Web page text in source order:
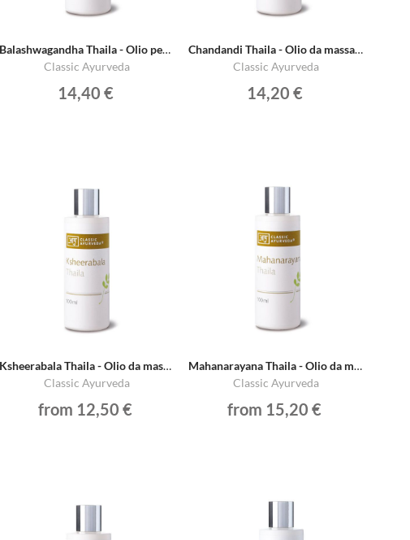
Balashwagandha Thaila - Olio per massaggi corpo
Classic Ayurveda
14,40 €
Chandandi Thaila - Olio da massaggio per il corpo
Classic Ayurveda
14,20 €
Ksheerabala Thaila - Olio da massaggio per corpo e testa
Classic Ayurveda
from 12,50 €
Mahanarayana Thaila - Olio da massaggio per corpo e testa
Classic Ayurveda
from 15,20 €